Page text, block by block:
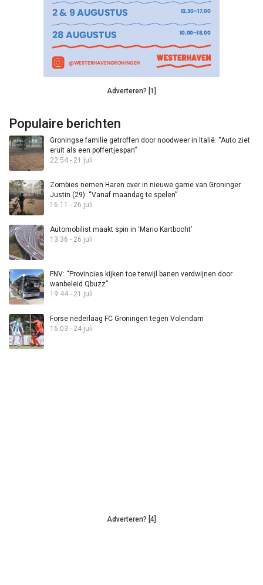
Adverteren? [1]
Populaire berichten
Groningse familie getroffen door noodweer in Italië: “Auto ziet
eruit als een poffertjespan”
22:54 - 21 juli
Zombies nemen Haren over in nieuwe game van Groninger
Justin (29): “Vanaf maandag te spelen”
16:11 - 26 juli
Automobilist maakt spin in ‘Mario Kartbocht’
13:36 - 26 juli
FNV: “Provincies kijken toe terwijl banen verdwijnen door
wanbeleid Qbuzz”
19:44 - 21 juli
Forse nederlaag FC Groningen tegen Volendam
16:03 - 24 juli
Adverteren? [4]